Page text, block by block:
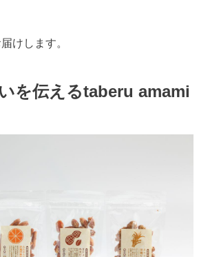
けします。
を伝えるtaberu amami